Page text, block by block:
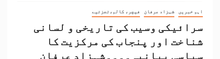
اہم خبریں شہزاد عرفان فیچر، کالم،تجزئیے
سرائیکی وسیب کی تاریخی و لسانی
شناخت اور پنجاب کی مرکزیت کا
سیاسی بیانیہ۔۔۔۔شہزاد عرفان